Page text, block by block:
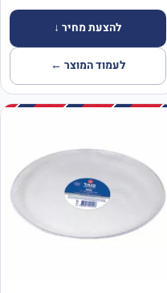
להצעת מחיר ↓
לעמוד המוצר ←